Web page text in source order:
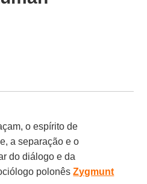
o espírito de
a separação e o
do diálogo e da
polonêsZygmunt